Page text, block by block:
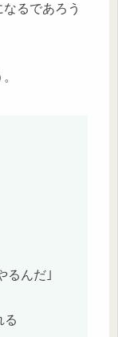
るであろう
るんだ｣
る